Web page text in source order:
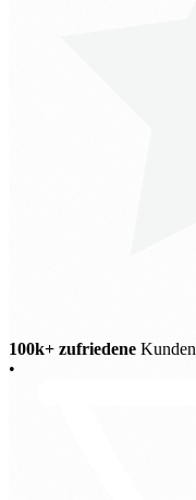
100k+ zufriedene Kunden
•